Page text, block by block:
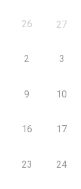
26 27
2 3
9 10
16 17
23 24